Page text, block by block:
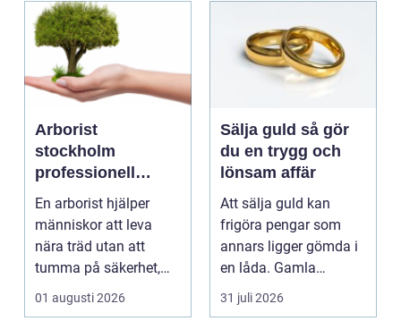
Arborist
stockholm
professionell
trädvård för säkra
och vackra träd
En arborist hjälper
människor att leva
nära träd utan att
tumma på säkerhet,
trivsel eller hållbarhe...
01 augusti 2026
Sälja guld så gör
du en trygg och
lönsam affär
Att sälja guld kan
frigöra pengar som
annars ligger gömda i
en låda. Gamla
smycken, ärvda
föremål el...
31 juli 2026